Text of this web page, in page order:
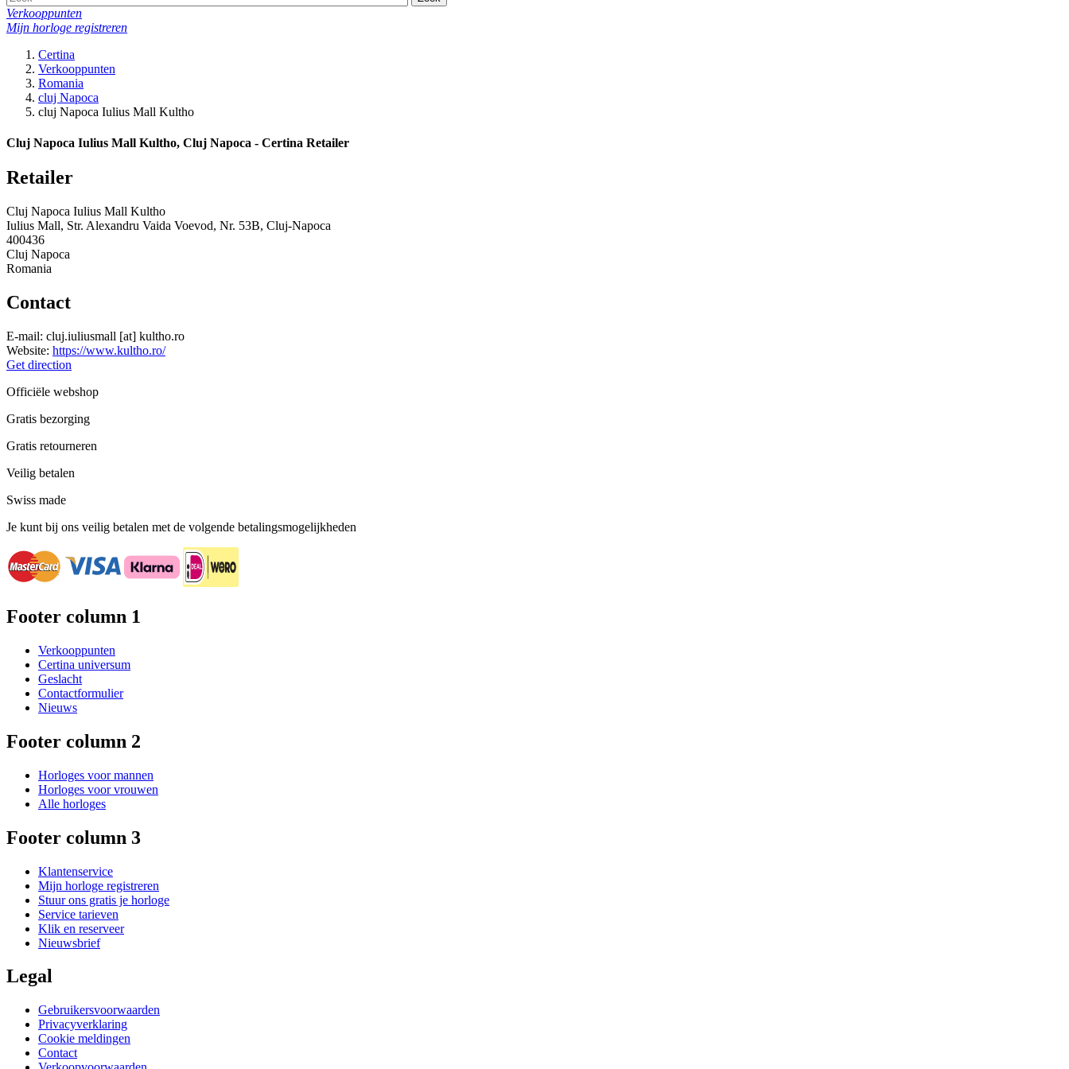
Verkooppunten
Mijn horloge registreren
Certina
Verkooppunten
Romania
cluj Napoca
cluj Napoca Iulius Mall Kultho
Cluj Napoca Iulius Mall Kultho, Cluj Napoca - Certina Retailer
Retailer
Cluj Napoca Iulius Mall Kultho
Iulius Mall, Str. Alexandru Vaida Voevod, Nr. 53B, Cluj-Napoca
400436
Cluj Napoca
Romania
Contact
E-mail: cluj.iuliusmall [at] kultho.ro
Website: https://www.kultho.ro/
Get direction
Officiële webshop
Gratis bezorging
Gratis retourneren
Veilig betalen
Swiss made
Je kunt bij ons veilig betalen met de volgende betalingsmogelijkheden
Footer column 1
Verkooppunten
Certina universum
Geslacht
Contactformulier
Nieuws
Footer column 2
Horloges voor mannen
Horloges voor vrouwen
Alle horloges
Footer column 3
Klantenservice
Mijn horloge registreren
Stuur ons gratis je horloge
Service tarieven
Klik en reserveer
Nieuwsbrief
Legal
Gebruikersvoorwaarden
Privacyverklaring
Cookie meldingen
Contact